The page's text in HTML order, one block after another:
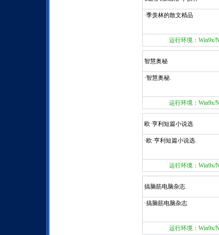
·季羡林的散文精品
运行环境：Win9x/
智慧奥秘
·智慧奥秘.
运行环境：Win9x/
欧·亨利短篇小说选
·欧·亨利短篇小说选.
运行环境：Win9x/
搞脑筋电脑杂志
·搞脑筋电脑杂志
运行环境：Win9x/